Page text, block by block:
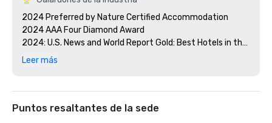
2024 Preferred by Nature Certified Accommodation
2024 AAA Four Diamond Award
2024: U.S. News and World Report Gold: Best Hotels in the
Caribbean
2024 Conde Nast Traveler - Reader's Choice Award Top
Resorts in the Atlantic Islands
Leer más
Puntos resaltantes de la sede